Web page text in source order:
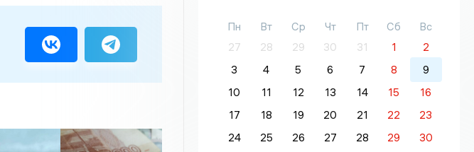
Пн Вт Ср Чт Пт Сб
Вс
27
28 29 30 31 1
2
3
4 5 6 7 8
9
10
11 12 13 14 15
16
17
18 19 20 21 22
23
24
25 26 27 28 29
30